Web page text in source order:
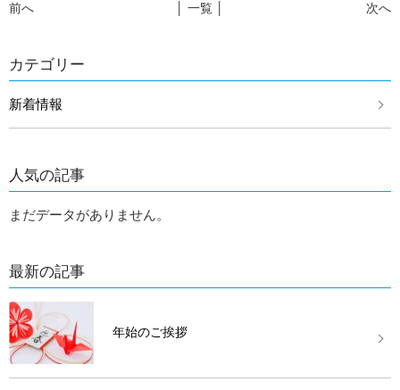
前へ 次へ
│ 一覧 │
カテゴリー
新着情報
人気の記事
まだデータがありません。
最新の記事
年始のご挨拶